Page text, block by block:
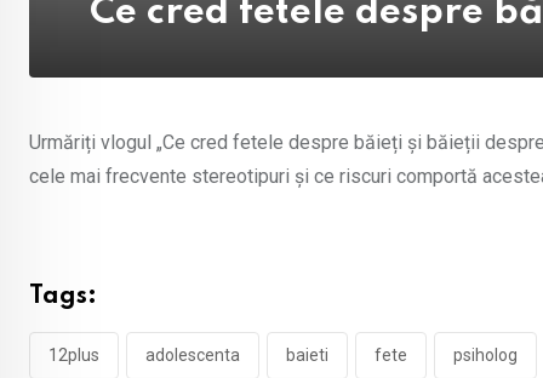
Ce cred fetele despre
Urmăriți vlogul „Ce cred fetele despre băieți și băieții
cele mai frecvente stereotipuri și ce riscuri comportă
Tags:
12plus adolescenta baieti fete psiholog